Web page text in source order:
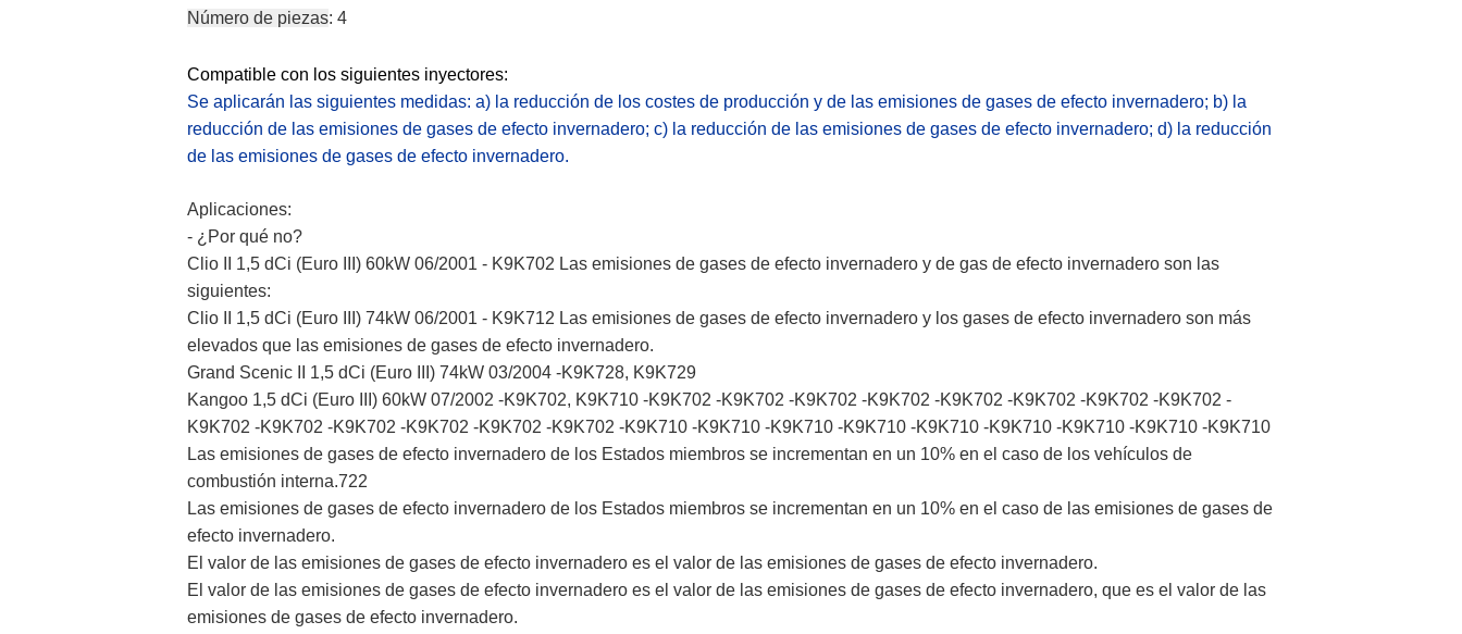
Número de piezas: 4
Compatible con los siguientes inyectores:
Se aplicarán las siguientes medidas: a) la reducción de los costes de producción y de las emisiones de gases de efecto invernadero; b) la
reducción de las emisiones de gases de efecto invernadero; c) la reducción de las emisiones de gases de efecto invernadero; d) la reducción
de las emisiones de gases de efecto invernadero.
Aplicaciones:
- ¿Por qué no?
Clio II 1,5 dCi (Euro III) 60kW 06/2001 - K9K702 Las emisiones de gases de efecto invernadero y de gas de efecto invernadero son las
siguientes:
Clio II 1,5 dCi (Euro III) 74kW 06/2001 - K9K712 Las emisiones de gases de efecto invernadero y los gases de efecto invernadero son más
elevados que las emisiones de gases de efecto invernadero.
Grand Scenic II 1,5 dCi (Euro III) 74kW 03/2004 -K9K728, K9K729
Kangoo 1,5 dCi (Euro III) 60kW 07/2002 -K9K702, K9K710 -K9K702 -K9K702 -K9K702 -K9K702 -K9K702 -K9K702 -K9K702 -K9K702 -
K9K702 -K9K702 -K9K702 -K9K702 -K9K702 -K9K702 -K9K710 -K9K710 -K9K710 -K9K710 -K9K710 -K9K710 -K9K710 -K9K710 -K9K710
Las emisiones de gases de efecto invernadero de los Estados miembros se incrementan en un 10% en el caso de los vehículos de
combustión interna.722
Las emisiones de gases de efecto invernadero de los Estados miembros se incrementan en un 10% en el caso de las emisiones de gases de
efecto invernadero.
El valor de las emisiones de gases de efecto invernadero es el valor de las emisiones de gases de efecto invernadero.
El valor de las emisiones de gases de efecto invernadero es el valor de las emisiones de gases de efecto invernadero, que es el valor de las
emisiones de gases de efecto invernadero.